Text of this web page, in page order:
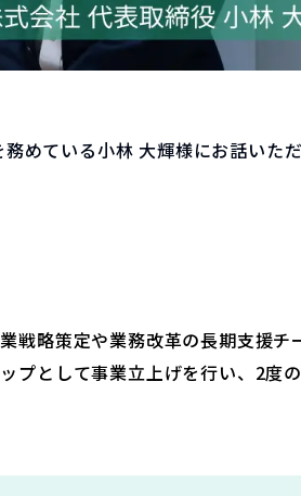
ている小林 大輝様にお話いただ
略策定や業務改革の長期支援チ
として事業立上げを行い、2度の